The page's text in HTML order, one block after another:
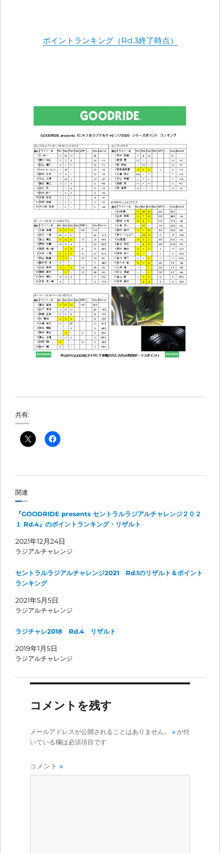
ポイントランキング（Rd.3終了時点）
共有:
関連
『GOODRIDE presents セントラルラジアルチャレンジ２０２
１ Rd.4』のポイントランキング・リザルト
2021年12月24日
ラジアルチャレンジ
セントラルラジアルチャレンジ2021 Rd.1のリザルト＆ポイント
ランキング
2021年5月5日
ラジアルチャレンジ
ラジチャレ2018 Rd.4 リザルト
2019年1月5日
ラジアルチャレンジ
コメントを残す
メールアドレスが公開されることはありません。 ※が付
いている欄は必須項目です
コメント ※